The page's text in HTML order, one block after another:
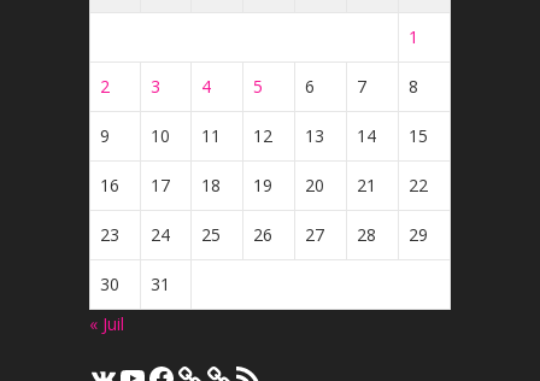
1
2 3 4 5 6 7 8
9 10 11 12 13 14 15
16 17 18 19 20 21 22
23 24 25 26 27 28 29
30
31
« Juil
VK YouTube
Facebook Flux